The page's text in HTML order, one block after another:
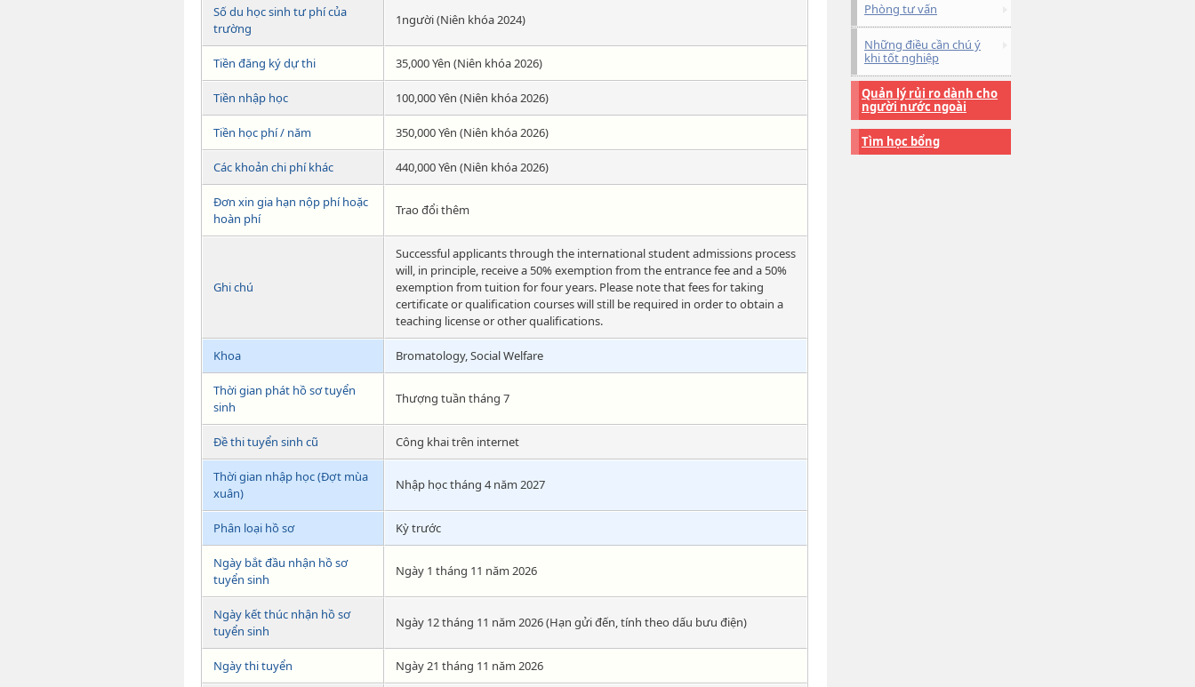
Số du học sinh tư phí của
trường
1người (Niên khóa 2024)
Tiền đăng ký dự thi 35,000 Yên (Niên khóa 2026)
Tiền nhập học 100,000 Yên (Niên khóa 2026)
Tiền học phí / năm 350,000 Yên (Niên khóa 2026)
Các khoản chi phí khác 440,000 Yên (Niên khóa 2026)
Đơn xin gia hạn nộp phí hoặc
hoàn phí
Trao đổi thêm
Ghi chú
Successful applicants through the international student admissions process
will, in principle, receive a 50% exemption from the entrance fee and a 50%
exemption from tuition for four years. Please note that fees for taking
certificate or qualification courses will still be required in order to obtain a
teaching license or other qualifications.
Khoa Bromatology, Social Welfare
Thời gian phát hồ sơ tuyển
sinh
Thượng tuần tháng 7
Đề thi tuyển sinh cũ Công khai trên internet
Thời gian nhập học (Đợt mùa
xuân)
Nhập học tháng 4 năm 2027
Phân loại hồ sơ Kỳ trước
Ngày bắt đầu nhận hồ sơ
tuyển sinh
Ngày 1 tháng 11 năm 2026
Ngày kết thúc nhận hồ sơ
tuyển sinh
Ngày 12 tháng 11 năm 2026 (Hạn gửi đến, tính theo dấu bưu điện)
Ngày thi tuyển Ngày 21 tháng 11 năm 2026
Phòng tư vấn
Những điều cần chú ý
khi tốt nghiệp
Quản lý rủi ro dành cho
người nước ngoài
Tìm học bổng